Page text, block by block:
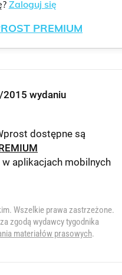
Zaloguj się
PREMIUM
wydaniu
dostępne są
aplikacjach mobilnych
Wszelkie prawa zastrzeżone.
zgodą wydawcy tygodnika
materiałów prasowych.